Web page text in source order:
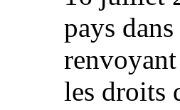
pays
les droits